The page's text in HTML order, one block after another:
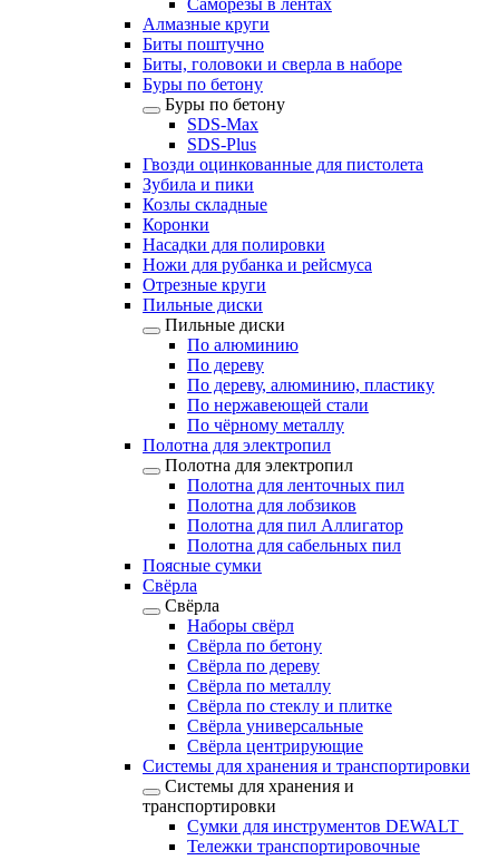
Саморезы в лентах
Алмазные круги
Биты поштучно
Биты, головоки и сверла в наборе
Буры по бетону
Буры по бетону
SDS-Max
SDS-Plus
Гвозди оцинкованные для пистолета
Зубила и пики
Козлы складные
Коронки
Насадки для полировки
Ножи для рубанка и рейсмуса
Отрезные круги
Пильные диски
Пильные диски
По алюминию
По дереву
По дереву, алюминию, пластику
По нержавеющей стали
По чёрному металлу
Полотна для электропил
Полотна для электропил
Полотна для ленточных пил
Полотна для лобзиков
Полотна для пил Аллигатор
Полотна для сабельных пил
Поясные сумки
Свёрла
Свёрла
Наборы свёрл
Свёрла по бетону
Свёрла по дереву
Свёрла по металлу
Свёрла по стеклу и плитке
Свёрла универсальные
Свёрла центрирующие
Системы для хранения и транспортировки
Системы для хранения и
транспортировки
Сумки для инструментов DEWALT
Тележки транспортировочные